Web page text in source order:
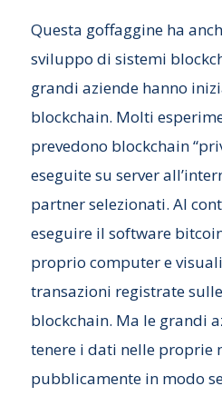
Questa goffaggine ha
sviluppo di sistemi
grandi aziende hanno
blockchain. Molti
prevedono blockchain
eseguite su server
partner selezionati. Al
eseguire il software
proprio computer e
transazioni registrate
blockchain. Ma le grandi
tenere i dati nelle proprie
pubblicamente in modo